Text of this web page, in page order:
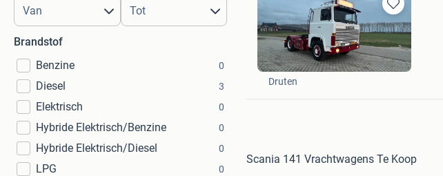
Brandstof
Benzine
0
Diesel 3
Elektrisch 0
Hybride Elektrisch/Benzine 0
Hybride Elektrisch/Diesel 0
LPG 0
Bewaren
in
Mijn
Favorieten
VSB Trucks
Druten
Scania 141 Vrachtwagens Te Koop